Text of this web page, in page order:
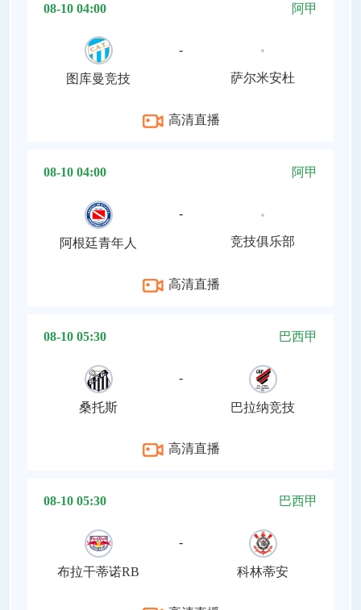
08-10 04:00 阿甲
图库曼竞技
-
萨尔米安杜
高清直播
08-10 04:00 阿甲
阿根廷青年人
-
竞技俱乐部
高清直播
08-10 05:30 巴西甲
桑托斯
-
巴拉纳竞技
高清直播
08-10 05:30 巴西甲
布拉干蒂诺RB
-
科林蒂安